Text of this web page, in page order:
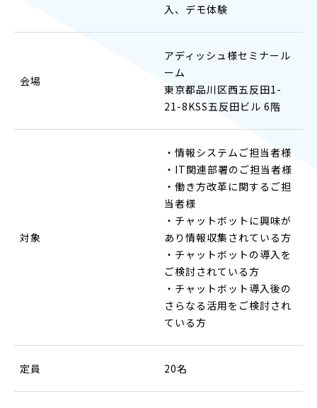
入、デモ体験
会場
アディッシュ様セミナール
ーム
東京都品川区西五反田1-
21-8KSS五反田ビル 6階
対象
・情報システムご担当者様
・IT関連部署のご担当者様
・働き方改革に関するご担
当者様
・チャットボットに興味が
あり情報収集されている方
・チャットボットの導入を
ご検討されている方
・チャットボット導入後の
さらなる活用をご検討され
ている方
定員 20名